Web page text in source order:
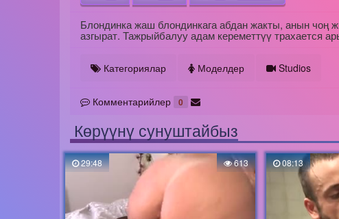
Блондинка жаш блондинкага абдан жакты, анын чоң
азгырат. Тажрыйбалуу адам кереметтүү трахается
Категориялар Моделдер Studios
Комментарийлер 0
Көрүүнү сунуштайбыз
29:48 613 08:13